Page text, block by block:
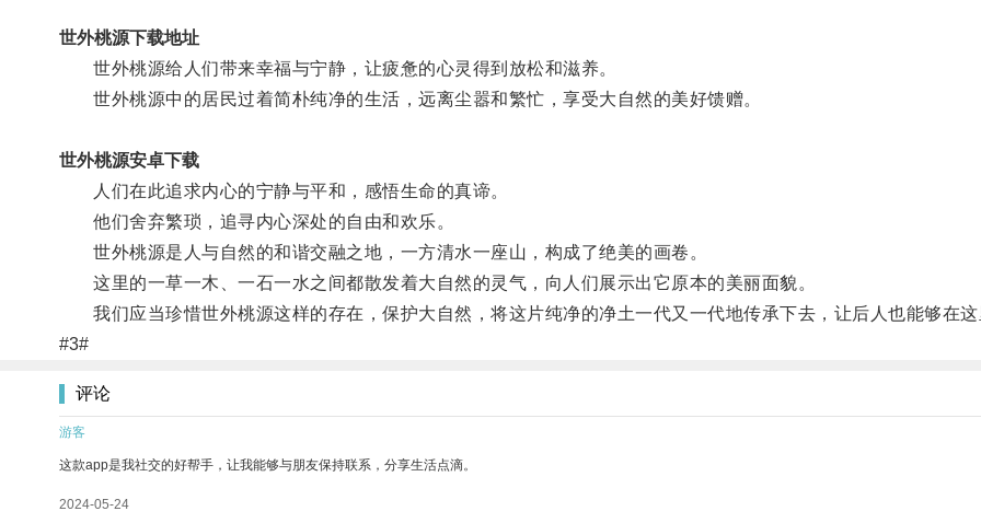
世外桃源下载地址
世外桃源给人们带来幸福与宁静，让疲惫的心灵得到放松和滋养。
世外桃源中的居民过着简朴纯净的生活，远离尘嚣和繁忙，享受大自然的美好馈赠。
世外桃源安卓下载
人们在此追求内心的宁静与平和，感悟生命的真谛。
他们舍弃繁琐，追寻内心深处的自由和欢乐。
世外桃源是人与自然的和谐交融之地，一方清水一座山，构成了绝美的画卷。
这里的一草一木、一石一水之间都散发着大自然的灵气，向人们展示出它原本的美丽面貌。
我们应当珍惜世外桃源这样的存在，保护大自然，将这片纯净的净土一代又一代地传承下去，让后人也能够在这
#3#
评论
游客
这款app是我社交的好帮手，让我能够与朋友保持联系，分享生活点滴。
2024-05-24